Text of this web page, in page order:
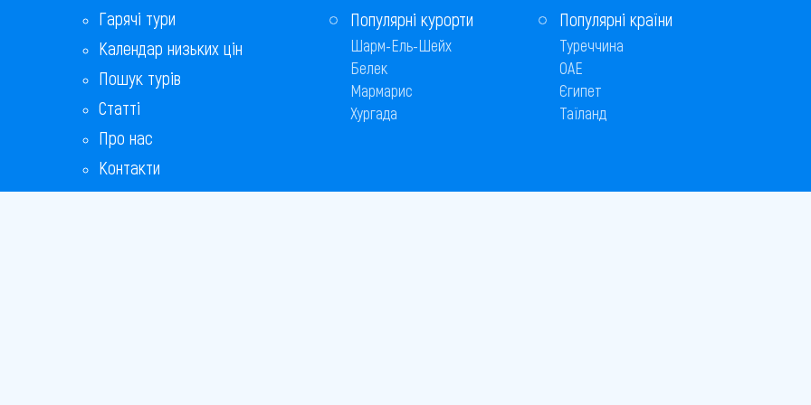
Гарячі тури
Календар низьких цін
Пошук турів
Статті
Про нас
Контакти
Бонусна програма
Популярні курорти
Шарм-Ель-Шейх
Белек
Мармарис
Хургада
Популярні країни
Туреччина
ОАЕ
Єгипет
Таїланд